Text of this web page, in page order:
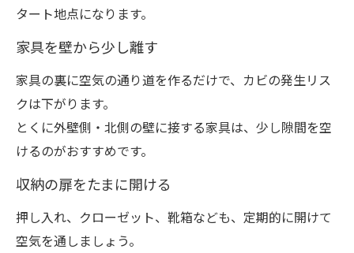
タート地点になります。
家具を壁から少し離す
家具の裏に空気の通り道を作るだけで、カビの発生リス
クは下がります。
とくに外壁側・北側の壁に接する家具は、少し隙間を空
けるのがおすすめです。
収納の扉をたまに開ける
押し入れ、クローゼット、靴箱なども、定期的に開けて
空気を通しましょう。